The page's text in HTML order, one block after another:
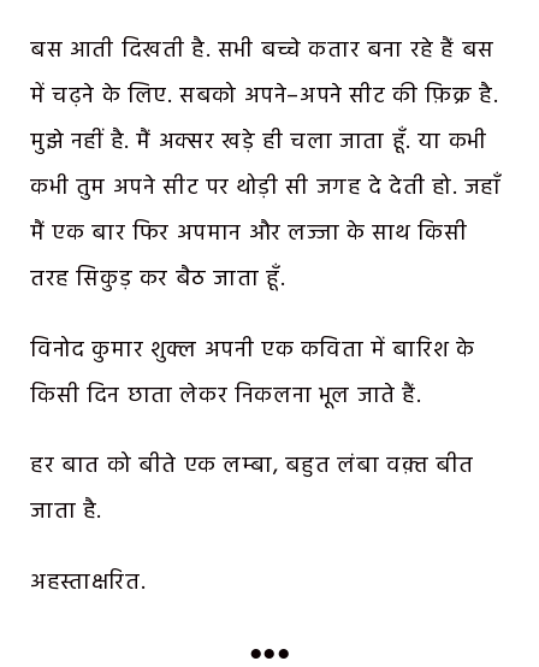
बस आती दिखती है. सभी बच्चे कतार बना रहे हैं बस
में चढ़ने के लिए. सबको अपने–अपने सीट की फ़िक्र है.
मुझे नहीं है. मैं अक्सर खड़े ही चला जाता हूँ. या कभी
कभी तुम अपने सीट पर थोड़ी सी जगह दे देती हो. जहाँ
मैं एक बार फिर अपमान और लज्जा के साथ किसी
तरह सिकुड़ कर बैठ जाता हूँ.
विनोद कुमार शुक्ल अपनी एक कविता में बारिश के
किसी दिन छाता लेकर निकलना भूल जाते हैं.
हर बात को बीते एक लम्बा, बहुत लंबा वक़्त बीत
जाता है.
अहस्ताक्षरित.
●●●